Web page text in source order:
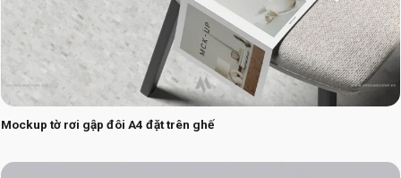
Mockup tờ rơi gập đôi A4 đặt trên ghế